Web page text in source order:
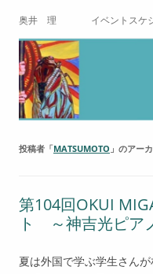
奥井 理
奥井理 略歴
奥井 理 作品紹介
奥井 理 画集
イベントスケ
OKUI
投稿者「MATSUMOTO 」のアー
第104回OKUI
ト ～神吉光ピア
夏は外国で学ぶ学生さん